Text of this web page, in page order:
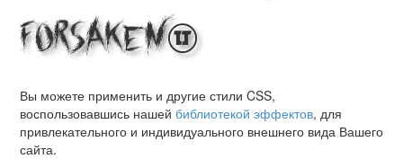
Forsaken!
Вы можете применить и другие стили CSS,
воспользовавшись нашей библиотекой эффектов, для
привлекательного и индивидуального внешнего вида Вашего
сайта.